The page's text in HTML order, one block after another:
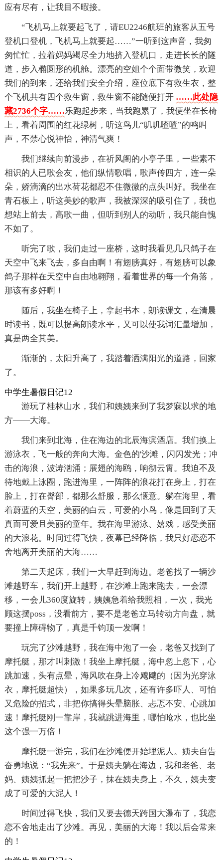
应有尽有，让我目不暇接。
“飞机马上就要起飞了，请EU2246航班的旅客从五号
登机口登机，飞机马上就要起……”一听到这声音，我匆
匆忙忙，拉着妈妈竭尽全力地挤入登机口，走进长长的隧
道，步入椭圆形的机舱。漂亮的空姐个个面带微笑，欢迎
我们的到来，还给我们安全介绍，座位底下有救生衣，整
个飞机共有四个救生窗，救生窗不能随便打开 ……此处隐
藏2736个字……乐跑起步来，当我跑累了，我便坐在长椅
上，看着周围的红花绿树，听这鸟儿“叽叽喳喳”的鸣叫
声，不禁心悦神怡，神清气爽！
我们继续向前漫步，在祈风阁的小亭子里，一些素不
相识的人已歌会友，他们纵情歌唱，歌声传四方，连一朵
朵，娇滴滴的出水荷花都忍不住微微的点头叫好。我坐在
青石板上，听这美妙的歌声，我被深深的吸引住了，我也
想站上前去，高歌一曲，但听到别人的动听，我只能自愧
不如了。
听完了歌，我们走过一座桥，这时我看见几只鸽子在
天空中飞来飞去，多自由啊！有翅膀真好，有翅膀可以象
鸽子那样在天空中自由地翱翔，看着世界的每一个角落，
那该有多好啊！
随后，我坐在椅子上，拿起书本，朗读课文，在清晨
时读书，既可以提高朗读水平，又可以使我词汇量增加，
真是两全其美。
渐渐的，太阳升高了，我踏着洒满阳光的道路，回家
了。
中学生暑假日记12
游玩了桂林山水，我们和姨姨来到了我梦寐以求的地
方——大海。
我们来到北海，住在海边的北辰海滨酒店。我们换上
游泳衣，飞一般的奔向大海。金色的'沙滩，闪闪发光；冲
击的海浪，波涛汹涌；展翅的海鸥，响彻云霄。我迫不及
待地戴上泳圈，跑进海里，一阵阵的浪花打在身上，打在
脸上，打在臀部，都那么舒服，那么惬意。躺在海里，看
着蔚蓝的天空，美丽的白云，可爱的小鸟，像是回到了天
真而可爱且美丽的童年。我在海里游泳、嬉戏，感受美丽
的大浪花。时间过得飞快，夜幕已经降临，我只好恋恋不
舍地离开美丽的大海……
第二天起床，我们一大早赶到海边。老爸找了一辆沙
滩越野车，我们开上越野，在沙滩上跑来跑去，一会漂
移，一会儿360度旋转，姨姨急着给我照相，一次，我光
顾这摆poss，没看前方，要不是老爸立马转动方向盘，就
要撞上障碍物了，真是千钧顶一发啊！
玩完了沙滩越野，我在海中泡了一会，老爸又找到了
摩托艇，那才叫刺激！我坐上摩托艇，海中忽上忽下，心
跳加速，头有点晕，海风吹在身上冷飕飕的（因为光穿泳
衣，摩托艇超快），如果多玩几次，还有许多吓人、可怕
又危险的招式，非把你搞得头晕脑胀、忐忑不安、心跳加
速！摩托艇刚一靠岸，我就跳进海里，哪怕呛水，也比坐
这个强一万倍！
摩托艇一游完，我们在沙滩便开始埋泥人。姨夫自告
奋勇地说：“我先来”。于是姨夫躺在海边，我和老爸、老
妈、姨姨抓起一把把沙子，抹在姨夫身上，不久，姨夫变
成了可爱的大泥人！
时间过得飞快，我们又要去德天跨国大瀑布了，我恋
恋不舍地走出了沙滩。再见，美丽的大海！我以后会常来
的！